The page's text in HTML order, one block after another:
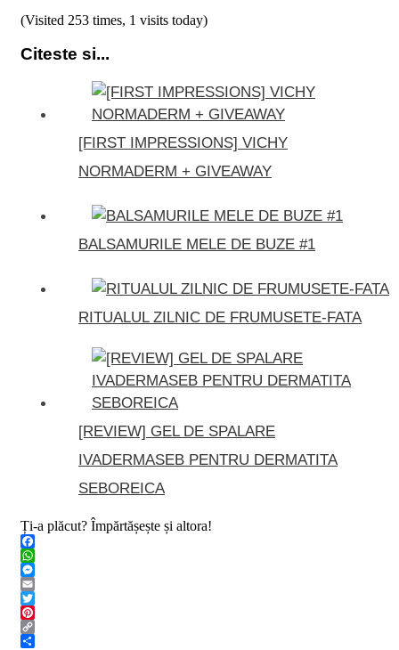
(Visited 253 times, 1 visits today)
Citeste si...
[FIRST IMPRESSIONS] VICHY
NORMADERM + GIVEAWAY
BALSAMURILE MELE DE BUZE #1
RITUALUL ZILNIC DE FRUMUSETE-FATA
[REVIEW] GEL DE SPALARE
IVADERMASEB PENTRU DERMATITA
SEBOREICA
Ți-a plăcut? Împărtășește și altora!
Facebook
WhatsApp
Messenger
Email
Twitter
Pinterest
Copy